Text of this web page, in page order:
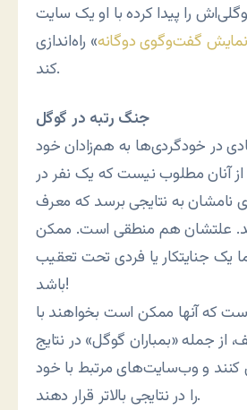
را پیدا کرده با او یک سایت
نمایش گفت‌وگوی دوگانه» راه‌اندازی
کند.
جنگ رتبه در گوگل
در خودگردی‌ها به هم‌زادان خود
آنان مطلوب نیست که یک نفر در
به نتایجی برسد که معرف
علتشان هم منطقی است. ممکن
جنایتکار یا فردی تحت تعقیب
باشد!
که آنها ممکن است بخواهند با
از جمله «بمباران گوگل» در نتایج
و وب‌سایت‌های مرتبط با خود
را در نتایجی بالاتر قرار دهند.